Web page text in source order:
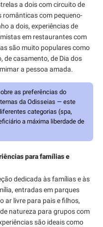
a dois com circuito de
românticas com pequeno-
a dois, experiências de
em restaurantes com
são muito populares como
de casamento, de Dia dos
a pessoa amada.
as preferências do
da Odisseias — este
categorias (spa,
a máxima liberdade de
para famílias e
dedicada às famílias e às
entradas em parques
ar livre para pais e filhos,
natureza para grupos com
são ideais como